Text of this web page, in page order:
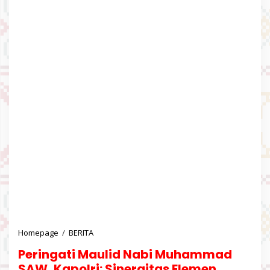
Homepage / BERITA
r
i
Peringati Maulid Nabi Muhammad